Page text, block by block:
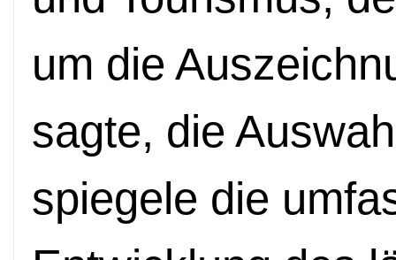
um die
sagte, die
spiegele die